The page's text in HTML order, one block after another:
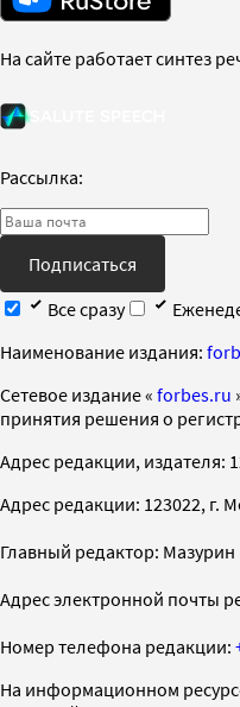
На сайте работает синтез
Рассылка:
Подписаться
Все сразу
Наименование издания:
Cетевое издание « forbes.ru
принятия решения о
Адрес редакции, издателя:
Адрес редакции: 123022, г.
Главный редактор:
Адрес электронной почты
Номер телефона редакции:
На информационном